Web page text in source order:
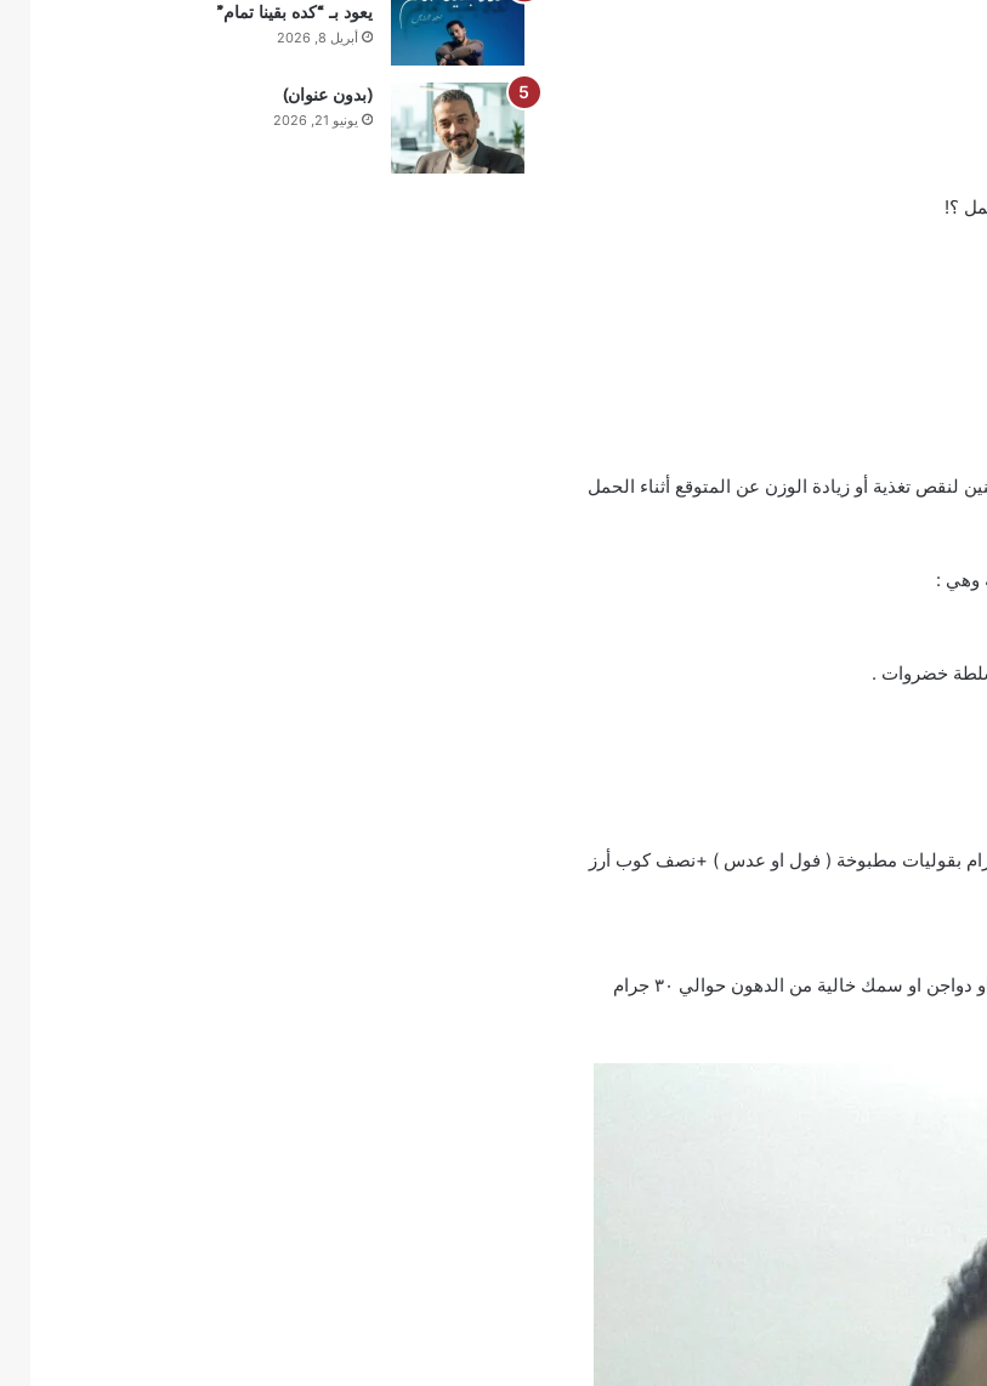
لنقص تغذية أو زيادة الوزن عن المتوقع أثناء الحمل
وهي :
الموصي بها يوميا هي ١٧٠ جرام وهي مايعادل رغيفين خبز + ٣٠ جرام بقوليات مطبوخة ( فول او عدس ) +نصف كوب أرز
والكمية الموصي بها للحوامل هي ١٥٠ جرام يوميا تقسم الي -قطعة لحم او دواجن او سمك خالية من الدهون حوالي ٣٠ جرام
يعود بـ “كده بقينا تمام”
أبريل 8, 2026
(بدون عنوان)
يونيو 21, 2026